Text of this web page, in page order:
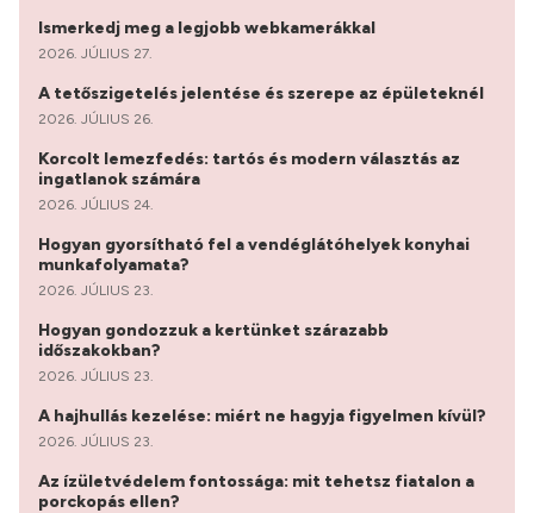
Ismerkedj meg a legjobb webkamerákkal
2026. JÚLIUS 27.
A tetőszigetelés jelentése és szerepe az épületeknél
2026. JÚLIUS 26.
Korcolt lemezfedés: tartós és modern választás az
ingatlanok számára
2026. JÚLIUS 24.
Hogyan gyorsítható fel a vendéglátóhelyek konyhai
munkafolyamata?
2026. JÚLIUS 23.
Hogyan gondozzuk a kertünket szárazabb
időszakokban?
2026. JÚLIUS 23.
A hajhullás kezelése: miért ne hagyja figyelmen kívül?
2026. JÚLIUS 23.
Az ízületvédelem fontossága: mit tehetsz fiatalon a
porckopás ellen?